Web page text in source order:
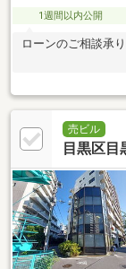
1週間以内公開
ローンのご相談承
売ビル
目黒区